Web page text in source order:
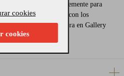
al aire libre o simplemente para
una causa importante con los
¡Compra los tuyos ahora en Gallery
cookies
cookies